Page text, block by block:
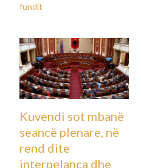
fundit
Kuvendi sot mbanë
seancë plenare, në
rend dite
interpelanca dhe